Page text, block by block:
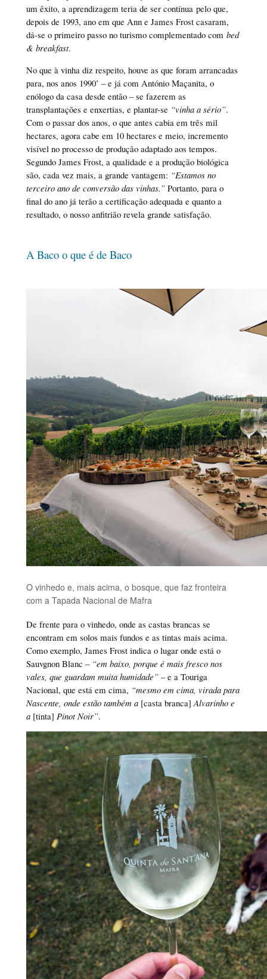
um êxito, a aprendizagem teria de ser contínua pelo que,
depois de 1993, ano em que Ann e James Frost casaram,
dá-se o primeiro passo no turismo complementado com bed
& breakfast.
No que à vinha diz respeito, houve as que foram arrancadas
para, nos anos 1990’ – e já com António Maçanita, o
enólogo da casa desde então – se fazerem as
transplantações e enxertias, e plantar-se “vinha a sério”.
Com o passar dos anos, o que antes cabia em três mil
hectares, agora cabe em 10 hectares e meio, incremento
visível no processo de produção adaptado aos tempos.
Segundo James Frost, a qualidade e a produção biológica
são, cada vez mais, a grande vantagem: “Estamos no
terceiro ano de conversão das vinhas.”Portanto, para o
final do ano já terão a certificação adequada e quanto a
resultado, o nosso anfitrião revela grande satisfação.
A Baco o que é de Baco
O vinhedo e, mais acima, o bosque, que faz fronteira
com a Tapada Nacional de Mafra
De frente para o vinhedo, onde as castas brancas se
encontram em solos mais fundos e as tintas mais acima.
Como exemplo, James Frost indica o lugar onde está o
Sauvgnon Blanc – “em baixo, porque é mais fresco nos
vales, que guardam muita humidade”– e a Touriga
Nacional, que está em cima, “mesmo em cima, virada para
Nascente, onde estão também a [casta branca] Alvarinho e
a[tinta] Pinot Noir”.